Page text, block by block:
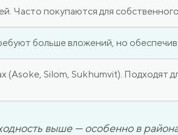
Часто покупаются для
больше вложений, но
Silom, Sukhumvit). Подходят
выше — особенно в